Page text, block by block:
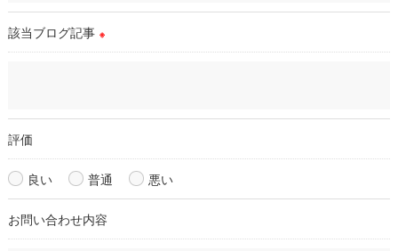
＜個人情報の開示･訂正・削除･利用停止の手続について＞
個人情報の開示･訂正･削除・利用停止の具体的手続きにつきま
しては、お電話でお問合せ下さい。
該当ブログ記事 ※
評価
良い 普通 悪い
お問い合わせ内容